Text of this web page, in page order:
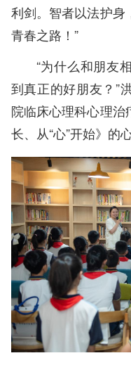
利剑。智者以法护身
青春之路！”
“为什么和朋友
到真正的好朋友？”
院临床心理科心理
长、从“心”开始》的